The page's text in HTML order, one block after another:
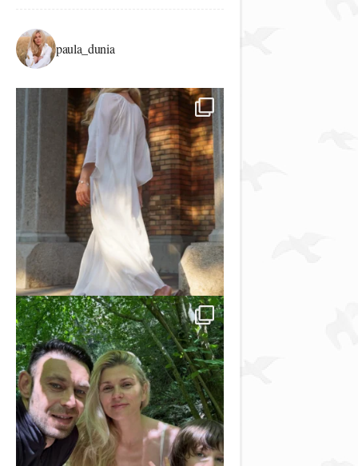
paula_dunia